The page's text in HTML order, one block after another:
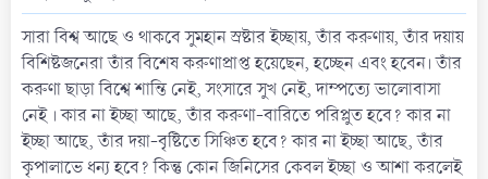
সারা বিশ্ব আছে ও থাকবে সুমহান স্রষ্টার ইচ্ছায়, তাঁর করুণায়, তাঁর দয়ায়
বিশিষ্টজনেরা তাঁর বিশেষ করুণাপ্রাপ্ত হয়েছেন, হচ্ছেন এবং হবেন। তাঁর
করুণা ছাড়া বিশ্বে শান্তি নেই, সংসারে সুখ নেই, দাম্পত্যে ভালোবাসা
নেই । কার না ইচ্ছা আছে, তাঁর করুণা-বারিতে পরিপ্লুত হবে? কার না
ইচ্ছা আছে, তাঁর দয়া-বৃষ্টিতে সিঞ্চিত হবে? কার না ইচ্ছা আছে, তাঁর
কৃপালাভে ধন্য হবে? কিন্তু কোন জিনিসের কেবল ইচ্ছা ও আশা করলেই